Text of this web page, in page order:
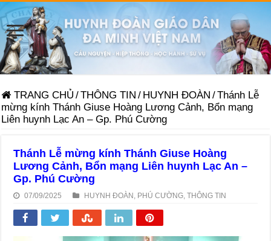
TRANG CHỦ /THÔNG TIN / HUYNH ĐOÀN /Thánh Lễ
mừng kính Thánh Giuse Hoàng Lương Cảnh, Bổn mạng
Liên huynh Lạc An – Gp. Phú Cường
Thánh Lễ mừng kính Thánh Giuse Hoàng
Lương Cảnh, Bổn mạng Liên huynh Lạc An –
Gp. Phú Cường
07/09/2025 HUYNH ĐOÀN PHÚ CƯỜNG ,THÔNG TIN